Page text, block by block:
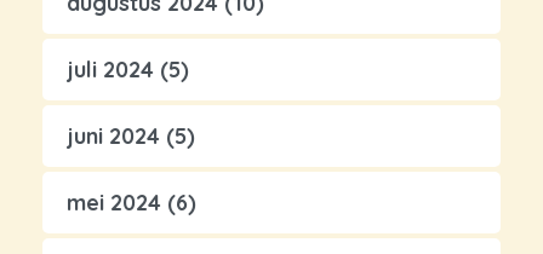
juli 2024 (5)
juni 2024 (5)
mei 2024 (6)